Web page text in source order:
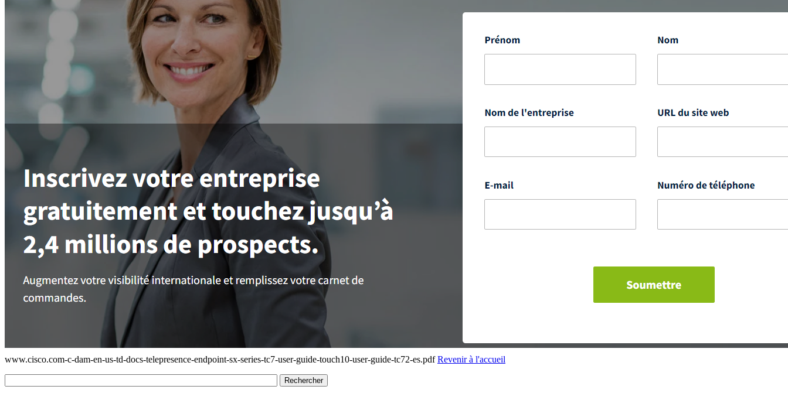
www.cisco.com-c-dam-en-us-td-docs-telepresence-endpoint-sx-series-tc7-user-guide-touch10-user-guide-tc72-es.pdfRevenir à l'accueil